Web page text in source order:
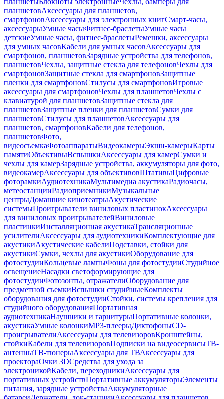
планшетовАксессуары для планшетов,
смартфоновАксессуары для электронных книгСмарт-часы,
аксессуарыУмные часыФитнес-браслетыУмные часы
детскиеУмные часы, фитнес-браслетыРемешки, аксессуары
для умных часовКабели для умных часовАксессуары для
смартфонов, планшетовЗарядные устройства для телефонов,
планшетовЧехлы, защитные стекла для телефоновЧехлы для
смартфоновЗащитные стекла для смартфоновЗащитные
пленки для смартфоновСтилусы для смартфоновИгровые
аксессуары для смартфоновЧехлы для планшетовЧехлы с
клавиатурой для планшетовЗащитные стекла для
планшетовЗащитные пленки для планшетовСумки для
планшетовСтилусы для планшетовАксессуары для
планшетов, смартфоновКабели для телефонов,
планшетовФото,
видеосъемкаФотоаппаратыВидеокамерыЭкшн-камерыКарты
памятиОбъективыВспышкиАксессуары для камерСумки и
чехлы для камерЗарядные устройства, аккумуляторы для фото,
видеокамерАксессуары для объективовШтативыЦифровые
фоторамкиАудиотехникаМультимедиа акустикаРадиочасы,
метеостанцииРадиоприемникиМузыкальные
центрыДомашние кинотеатрыАкустические
системыПроигрыватели виниловых пластинокАксессуары
для виниловых проигрывателейВиниловые
пластинкиИнсталляционная акустикаТрансляционные
усилителиАксессуары для аудиотехникиКомплектующие для
акустикиАкустические кабелиПодставки, стойки для
акустикиСумки, чехлы для акустикиОборудование для
фотостудииКольцевые лампыФоны для фотостудииСтудийное
освещениеНасадки светоформирующие для
фотостудииФотозонты, отражателиОборудование для
предметной съемкиВспышки студийныеКомплекты
оборудования для фотостудииСтойки, системы крепления для
студийного оборудованияПортативная
аудиотехникаНаушники и гарнитурыПортативные колонки,
акустикаУмные колонкиMP3-плеерыДиктофоныCD-
проигрывателиАксессуары для телевизоровКронштейны,
стойкиКабели для телевизоровПодписки на видеосервисыТВ-
антенныТВ-тюнерыАксессуары для ТВАксессуары для
проектораОчки 3DСредства для ухода за
электроникойКабели, переходникиАксессуары для
портативных устройствПортативные аккумуляторыЭлементы
питания, зарядные устройстваАккумуляторные